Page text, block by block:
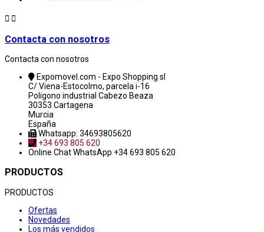
 
Contacta con nosotros
Contacta con nosotros
Expomovel.com - Expo Shopping sl
C/ Viena-Estocolmo, parcela i-16
Poligono industrial Cabezo Beaza
30353 Cartagena
Murcia
España
Whatsapp: 34693805620
+34 693 805 620
Online ChatWhatsApp +34 693 805 620
PRODUCTOS
PRODUCTOS
Ofertas
Novedades
Los más vendidos